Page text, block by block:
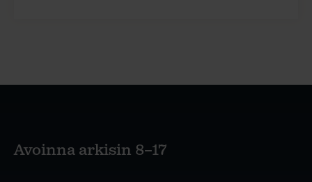
Avoinna arkisin 8–17